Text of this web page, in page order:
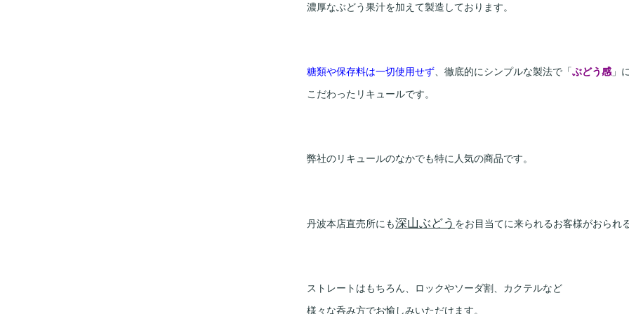
濃厚なぶどう果汁を加えて製造しております。
糖類や保存料は一切使用せず、徹底的にシンプルな製法で「 ぶどう感 」
こだわったリキュールです。
弊社のリキュールのなかでも特に人気の商品です。
丹波本店直売所にも深山ぶどう をお目当てに来られるお客様がおられ
ストレートはもちろん、ロックやソーダ割、カクテルなど
様々な呑み方でお愉しみいただけます。